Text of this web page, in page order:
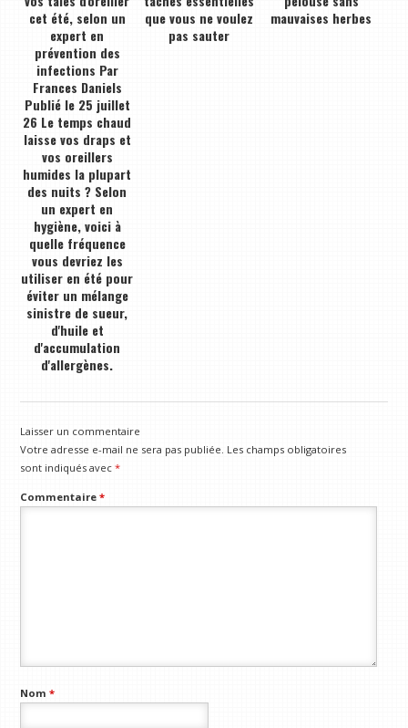
cet été, selon un
expert en
prévention des
infections Par
Frances Daniels
Publié le 25 juillet
26 Le temps chaud
laisse vos draps et
vos oreillers
humides la plupart
des nuits ? Selon
un expert en
hygiène, voici à
quelle fréquence
vous devriez les
utiliser en été pour
éviter un mélange
sinistre de sueur,
d'huile et
d'accumulation
d'allergènes.
que vous ne voulez
pas sauter
mauvaises herbes
Laisser un commentaire
Votre adresse e-mail ne sera pas publiée. Les champs obligatoires
sont indiqués avec*
Commentaire*
Nom*